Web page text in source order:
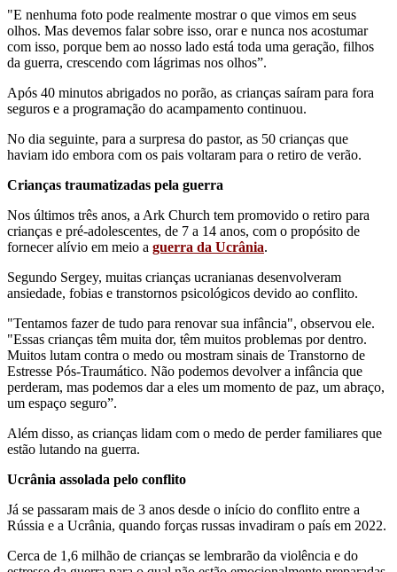
"E nenhuma foto pode realmente mostrar o que vimos em seus
olhos. Mas devemos falar sobre isso, orar e nunca nos acostumar
com isso, porque bem ao nosso lado está toda uma geração, filhos
da guerra, crescendo com lágrimas nos olhos”.
Após 40 minutos abrigados no porão, as crianças saíram para fora
seguros e a programação do acampamento continuou.
No dia seguinte, para a surpresa do pastor, as 50 crianças que
haviam ido embora com os pais voltaram para o retiro de verão.
Crianças traumatizadas pela guerra
Nos últimos três anos, a Ark Church tem promovido o retiro para
crianças e pré-adolescentes, de 7 a 14 anos, com o propósito de
fornecer alívio em meio a guerra da Ucrânia.
Segundo Sergey, muitas crianças ucranianas desenvolveram
ansiedade, fobias e transtornos psicológicos devido ao conflito.
"Tentamos fazer de tudo para renovar sua infância", observou ele.
"Essas crianças têm muita dor, têm muitos problemas por dentro.
Muitos lutam contra o medo ou mostram sinais de Transtorno de
Estresse Pós-Traumático. Não podemos devolver a infância que
perderam, mas podemos dar a eles um momento de paz, um abraço,
um espaço seguro”.
Além disso, as crianças lidam com o medo de perder familiares que
estão lutando na guerra.
Ucrânia assolada pelo conflito
Já se passaram mais de 3 anos desde o início do conflito entre a
Rússia e a Ucrânia, quando forças russas invadiram o país em 2022.
Cerca de 1,6 milhão de crianças se lembrarão da violência e do